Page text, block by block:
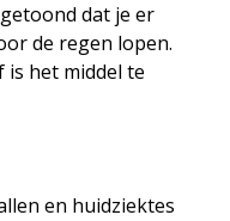
dat je er
de regen lopen.
is het middel te
en huidziektes